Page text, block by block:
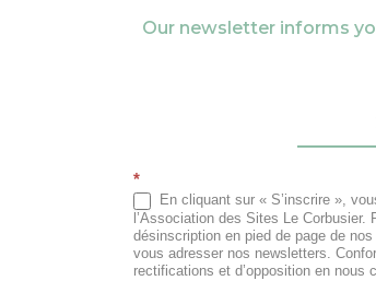
Our newsletter informs
*
En cliquant sur « S’inscrire »,
l’Association des Sites Le
désinscription en pied de page de
vous adresser nos newsletters.
rectifications et d’opposition en nous